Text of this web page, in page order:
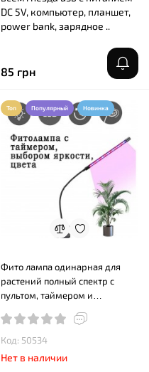
DC 5V, компьютер, планшет,
power bank, зарядное ..
85 грн
Топ Популярный Новинка
Фито лампа одинарная для
растений полный спектр с
пультом, таймером и
Код: 50534
Нет в наличии